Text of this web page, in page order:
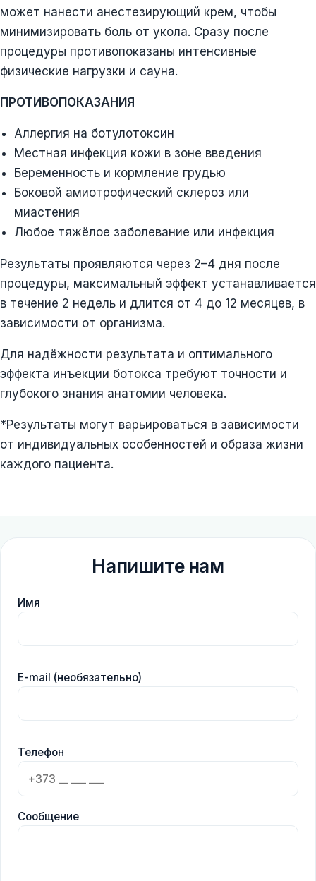
может нанести анестезирующий крем, чтобы
минимизировать боль от укола. Сразу после
процедуры противопоказаны интенсивные
физические нагрузки и сауна.
ПРОТИВОПОКАЗАНИЯ
Аллергия на ботулотоксин
Местная инфекция кожи в зоне введения
Беременность и кормление грудью
Боковой амиотрофический склероз или
миастения
Любое тяжёлое заболевание или инфекция
Результаты проявляются через 2–4 дня после
процедуры, максимальный эффект устанавливается
в течение 2 недель и длится от 4 до 12 месяцев, в
зависимости от организма.
Для надёжности результата и оптимального
эффекта инъекции ботокса требуют точности и
глубокого знания анатомии человека.
*Результаты могут варьироваться в зависимости
от индивидуальных особенностей и образа жизни
каждого пациента.
Напишите нам
Имя
E-mail (необязательно)
Телефон
Сообщение